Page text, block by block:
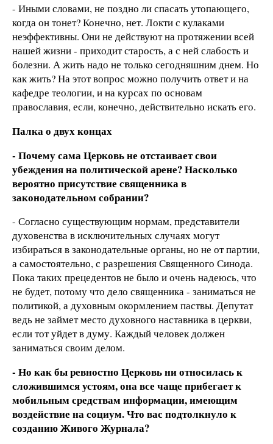
- Иными словами, не поздно ли спасать утопающего,
когда он тонет? Конечно, нет. Локти с кулаками
неэффективны. Они не действуют на протяжении всей
нашей жизни - приходит старость, а с ней слабость и
болезни. А жить надо не только сегодняшним днем. Но
как жить? На этот вопрос можно получить ответ и на
кафедре теологии, и на курсах по основам
православия, если, конечно, действительно искать его.
Палка о двух концах
- Почему сама Церковь не отстаивает свои
убеждения на политической арене? Насколько
вероятно присутствие священника в
законодательном собрании?
- Согласно существующим нормам, представители
духовенства в исключительных случаях могут
избираться в законодательные органы, но не от партии,
а самостоятельно, с разрешения Священного Синода.
Пока таких прецедентов не было и очень надеюсь, что
не будет, потому что дело священника - заниматься не
политикой, а духовным окормлением паствы. Депутат
ведь не займет место духовного наставника в церкви,
если тот уйдет в думу. Каждый человек должен
заниматься своим делом.
- Но как бы ревностно Церковь ни относилась к
сложившимся устоям, она все чаще прибегает к
мобильным средствам информации, имеющим
воздействие на социум. Что вас подтолкнуло к
созданию Живого Журнала?